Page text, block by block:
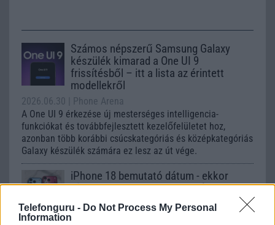
Telefonguru - Do Not Process My Personal
Information
Számos népszerű Samsung Galaxy
készülék kimarad a One UI 9
frissítésből – itt a lista az érintett
modellekről
2026.06.30
| Phone Arena
A One UI 9 érkezése új mesterséges intelligencia-
funkciókat és továbbfejlesztett kezelőfelületet hoz,
azonban több korábbi csúcskategóriás és középkategóriás
Galaxy készülék számára ez lesz az út vége.
iPhone 18 bemutató dátum - ekkor
rántja le a leplet az Apple az új
csúcsmobilokról
2026.06.29
| Phone Arena